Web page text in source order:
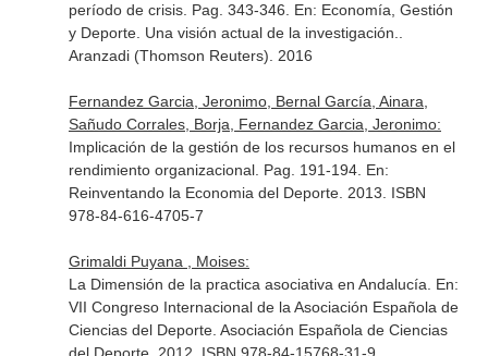
período de crisis. Pag. 343-346. En: Economía, Gestión
y Deporte. Una visión actual de la investigación.
Aranzadi (Thomson Reuters). 2016
Fernandez Garcia, Jeronimo, Bernal García, Ainara,
Sañudo Corrales, Borja, Fernandez Garcia, Jeronimo:
Implicación de la gestión de los recursos humanos en el
rendimiento organizacional. Pag. 191-194. En:
Reinventando la Economia del Deporte. 2013. ISBN
978-84-616-4705-7
Grimaldi Puyana , Moises:
La Dimensión de la practica asociativa en Andalucía. En:
VII Congreso Internacional de la Asociación Española de
Ciencias del Deporte. Asociación Española de Ciencias